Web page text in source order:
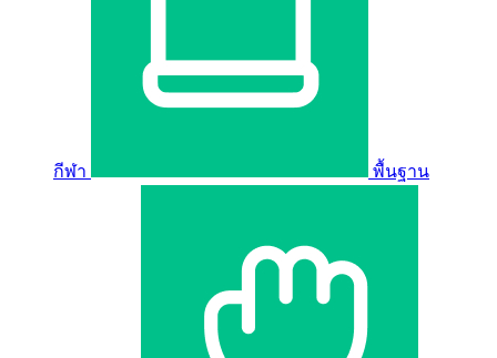
กีฬา พื้นฐาน